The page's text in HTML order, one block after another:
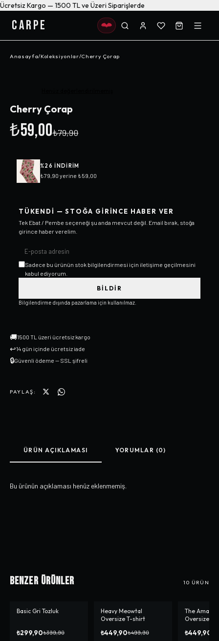
Ücretsiz Kargo — 1500 TL ve Üzeri Siparişlerde
CARPE
Anasayfa/Koleksiyonlar/Cherry Çorap
Cherry Çorap
₺59,00₺79,90
%26 INDIRIM
₺79,90 yerine ₺59,00
TÜKENDI — STOĞA GIRINCE HABER VER
Tek Ebat / Pembe seçeneği şu anda mevcut değil. Email bırak, stoğa
girince haber verelim.
Sadece bu ürünün stok bilgilendirmesi için iletişime geçilmesini
kabul ediyorum.
BILDIR
Bilgilendirme dışında pazarlama için kullanılmaz.
🚚1500 TL üzeri ücretsiz kargo
↩14 gün içinde ücretsiz iade
🔒Güvenli ödeme — SSL şifreli
PAYLAŞ:
ÜRÜN AÇIKLAMASI YORUMLAR (0)
Bu ürünün açıklaması henüz eklenmemiş.
Benzer Ürünler 10 ÜRÜN
-%25
Basic Gri Tozluk
₺299,90₺399,90
-%10
Heavy Meowtal
Oversize T-shirt
₺449,90₺499,90
-%10
The
Oversize T-
₺449,90